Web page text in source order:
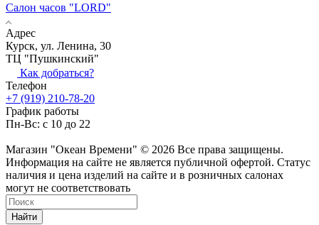
Салон часов "LORD"
Адрес
Курск, ул. Ленина, 30
ТЦ "Пушкинский"
Как добраться?
Телефон
+7 (919) 210-78-20
График работы
Пн-Вс: с 10 до 22
Магазин "Океан Времени" © 2026 Все права защищены.
Информация на сайте не является публичной офертой. Статус
наличия и цена изделий на сайте и в розничных салонах
могут не соответствовать
Найти